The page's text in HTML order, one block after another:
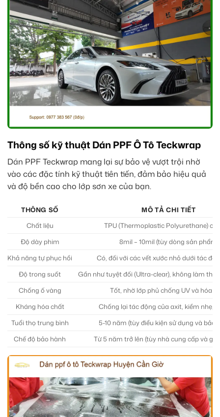
Thông số kỹ thuật Dán PPF Ô Tô Teckwrap
Dán PPF Teckwrap mang lại sự bảo vệ vượt trội nhờ
vào các đặc tính kỹ thuật tiên tiến, đảm bảo hiệu quả
và độ bền cao cho lớp sơn xe của bạn.
THÔNG SỐ
MÔ TẢ CHI TIẾT
Chất liệu
TPU (Thermoplastic Polyurethane)
Độ dày phim
8mil – 10mil (tùy dòng sản phẩm)
Khả năng tự phục hồi
Có, đối với các vết xước nhỏ dưới tác
Độ trong suốt
Gần như tuyệt đối (Ultra-clear), không làm
Chống ố vàng
Tốt, nhờ lớp phủ chống UV và hóa
Kháng hóa chất
Chống lại tác động của axit, kiềm nhẹ,
Tuổi thọ trung bình
5-10 năm (tùy điều kiện sử dụng và bảo
Chế độ bảo hành
Từ 5 năm trở lên (tùy nhà cung cấp và